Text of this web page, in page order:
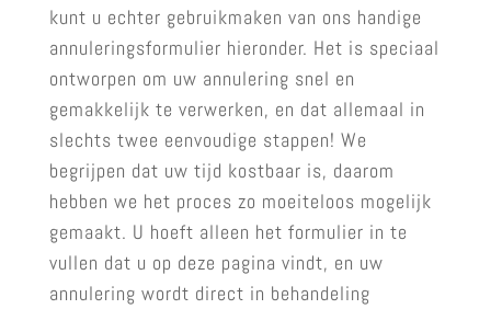
kunt u echter gebruikmaken van ons handige
annuleringsformulier hieronder. Het is speciaal
ontworpen om uw annulering snel en
gemakkelijk te verwerken, en dat allemaal in
slechts twee eenvoudige stappen! We
begrijpen dat uw tijd kostbaar is, daarom
hebben we het proces zo moeiteloos mogelijk
gemaakt. U hoeft alleen het formulier in te
vullen dat u op deze pagina vindt, en uw
annulering wordt direct in behandeling